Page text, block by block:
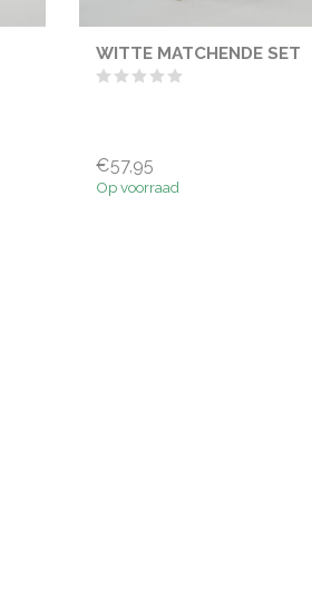
WITTE MATCHENDE SET
€57,95
Op voorraad